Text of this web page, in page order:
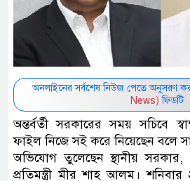
অনলাইনের সর্বশেষ নিউজ পেতে অনুসরণ
News) ফিডটি
অন্তর্বর্তী সরকারের সময় সচিবে
ফাইল নিজে সই করে নিয়েছেন বলে
অভিযোগ তুলেছেন স্থানীয় সরকার,
প্রতিমন্ত্রী মীর শাহ আলম।